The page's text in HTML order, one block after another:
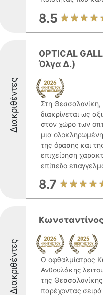
8.5
Διακριθέντες
OPTICAL
Όλγα Δ.)
Στη Θεσσαλονίκη,
διακρίνεται ως
στον χώρο των
μια ολοκληρωμένη
της όρασης και
επιχείρηση
επίπεδο
8.7
Διακριθέντες
Ο οφθαλμίατρος
Ανθουλάκης
της
παρέχοντας